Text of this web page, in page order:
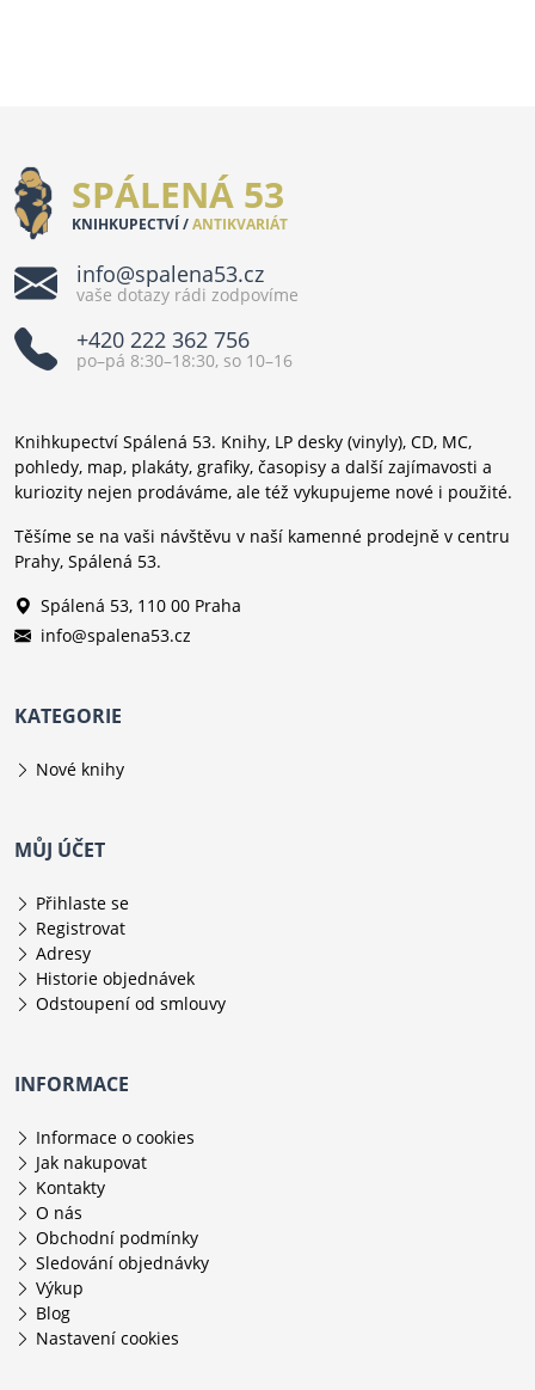
SPÁLENÁ 53
KNIHKUPECTVÍ /ANTIKVARIÁT
info@spalena53.cz
vaše dotazy rádi zodpovíme
+420 222 362 756
po–pá 8:30–18:30, so 10–16
Knihkupectví Spálená 53. Knihy, LP desky (vinyly), CD, MC,
pohledy, map, plakáty, grafiky, časopisy a další zajímavosti a
kuriozity nejen prodáváme, ale též vykupujeme nové i použité.
Těšíme se na vaši návštěvu v naší kamenné prodejně v centru
Prahy, Spálená 53.
Spálená 53, 110 00 Praha
info@spalena53.cz
KATEGORIE
Nové knihy
MŮJ ÚČET
Přihlaste se
Registrovat
Adresy
Historie objednávek
Odstoupení od smlouvy
INFORMACE
Informace o cookies
Jak nakupovat
Kontakty
O nás
Obchodní podmínky
Sledování objednávky
Výkup
Blog
Nastavení cookies